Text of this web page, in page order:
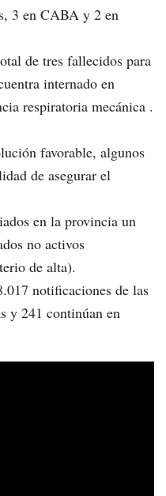
3 en CABA y 2 en
de tres fallecidos para
internado en
respiratoria mecánica .
favorable, algunos
de asegurar el
en la provincia un
no activos
de alta).
notificaciones de las
y 241 continúan en